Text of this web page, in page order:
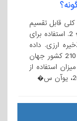
شدن یوآن به 3 مرحله کلی قابل تقسیم
است: 1. استفاده برای تامین مالی تجارت؛ 2. استفاده برای
ذخیره ارزی. داده
های سوئیفت از 10118 موسسه مالی در 210 کشور جهان
استفاده از